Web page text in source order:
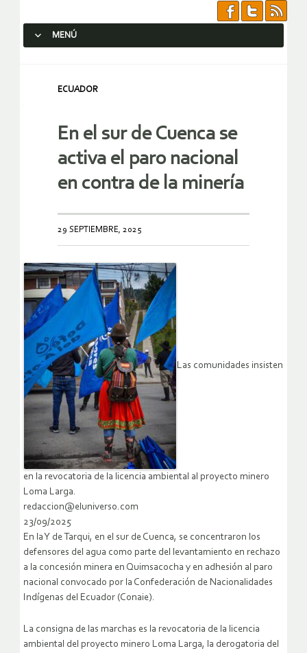
MENÚ
ECUADOR
En el sur de Cuenca se
activa el paro nacional
en contra de la minería
29 SEPTIEMBRE, 2025
Las comunidades insisten
en la revocatoria de la licencia ambiental al proyecto minero
Loma Larga.
redaccion@eluniverso.com
23/09/2025
En la Y de Tarqui, en el sur de Cuenca, se concentraron los
defensores del agua como parte del levantamiento en rechazo
a la concesión minera en Quimsacocha y en adhesión al paro
nacional convocado por la Confederación de Nacionalidades
Indígenas del Ecuador (Conaie).
La consigna de las marchas es la revocatoria de la licencia
ambiental del proyecto minero Loma Larga, la derogatoria del